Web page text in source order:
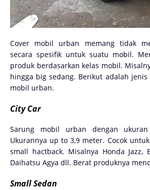
Cover mobil urban memang tidak
secara spesifik untuk suatu mobil.
produk berdasarkan kelas mobil.
hingga big sedang. Berikut adalah
mobil urban.
City Car
Sarung mobil urban dengan
Ukurannya up to 3,9 meter. Cocok
small hactback. Misalnya Honda Jazz,
Daihatsu Agya dll. Berat produknya
Small Sedan